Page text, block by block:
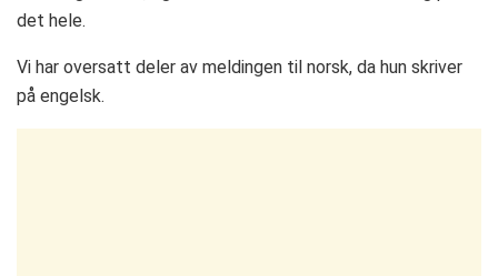
det hele.
Vi har oversatt deler av meldingen til norsk, da hun skriver
på engelsk.